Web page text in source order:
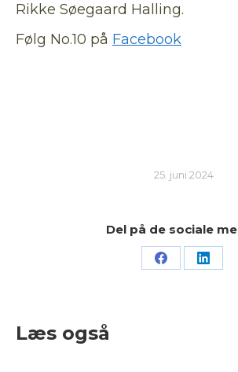
Rikke Søegaard Halling.
Følg No.10 på Facebook
25. juni 2024
Del på de sociale
Share Share
Læs også